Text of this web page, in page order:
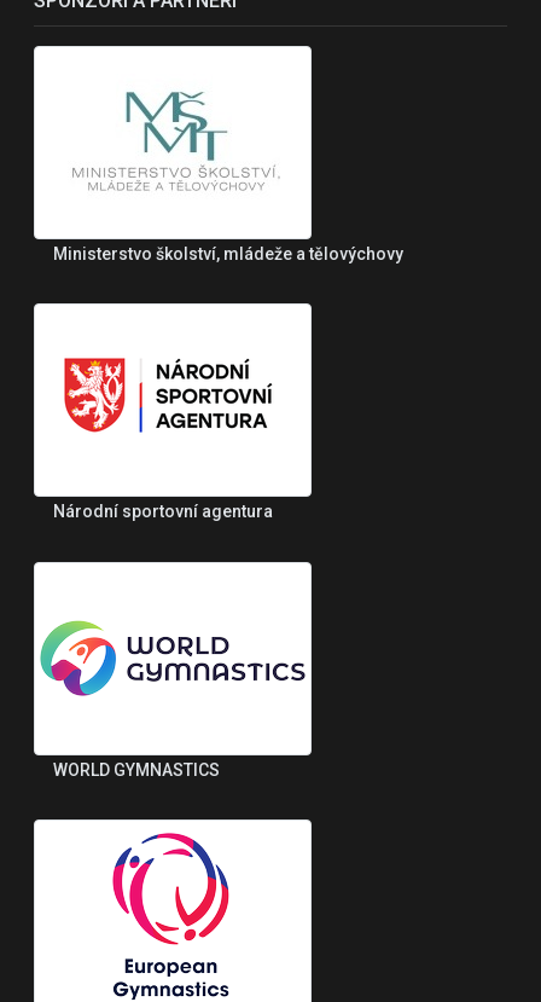
Ministerstvo školství, mládeže a tělovýchovy
Národní sportovní agentura
WORLD GYMNASTICS